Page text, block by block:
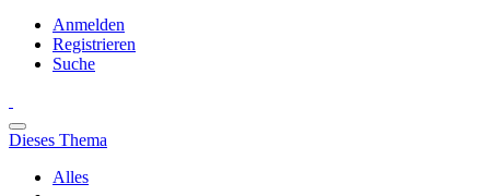
Anmelden
Registrieren
Suche
Dieses Thema
Alles